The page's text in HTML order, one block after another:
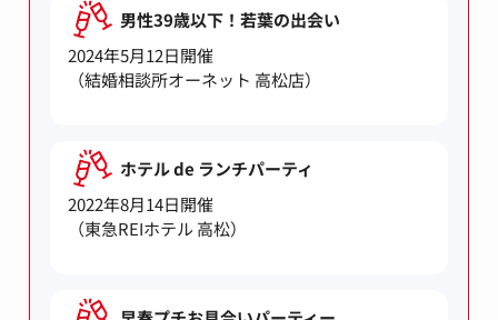
男性39歳以下！若葉の出会い
2024年5月12日開催
（結婚相談所オーネット 高松店）
ホテル de ランチパーティ
2022年8月14日開催
（東急REIホテル 高松）